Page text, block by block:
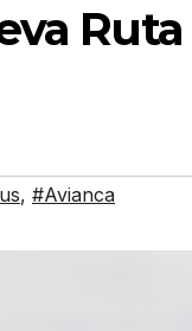
, #Avianca